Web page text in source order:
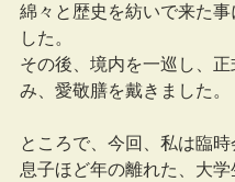
綿々と歴史を紡いで来た事
した。
その後、境内を一巡し、
み、愛敬膳を戴きました。
ところで、今回、私は臨時
息子ほど年の離れた、大